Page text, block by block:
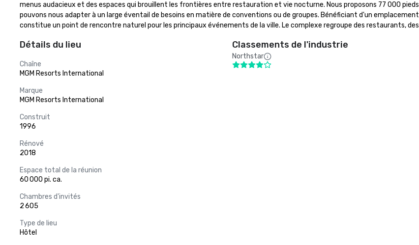
menus audacieux et des espaces qui brouillent les frontières entre restauration et vie nocturne. Nous proposons 77 000
pouvons nous adapter à un large éventail de besoins en matière de conventions ou de groupes. Bénéficiant d'un
constitue un point de rencontre naturel pour les principaux événements de la ville. Le complexe regroupe des restaurants,
Détails du lieu
Chaîne
MGM Resorts International
Marque
MGM Resorts International
Construit
1996
Rénové
2018
Espace total de la réunion
60 000 pi. ca.
Chambres d'invités
2 605
Type de lieu
Hôtel
Classements de l'industrie
Northstar